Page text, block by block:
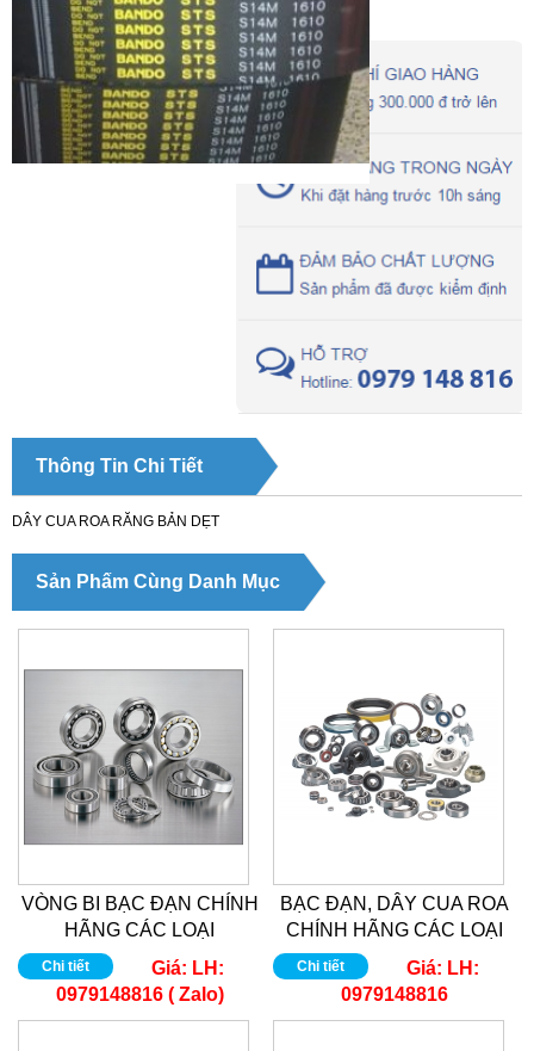
DÂY CUA ROA RĂNG BẢN DẸT
Thông Tin Chi Tiết
DÂY CUA ROA RĂNG BẢN DẸT
Sản Phẩm Cùng Danh Mục
VÒNG BI BẠC ĐẠN CHÍNH
HÃNG CÁC LOẠI
Chi tiết Giá: LH:
0979148816 ( Zalo)
BẠC ĐẠN, DÂY CUA ROA
CHÍNH HÃNG CÁC LOẠI
Chi tiết Giá: LH:
0979148816